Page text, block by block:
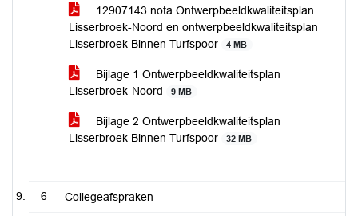
12907143 nota Ontwerpbeeldkwaliteitsplan
Lisserbroek-Noord en ontwerpbeeldkwaliteitsplan
Lisserbroek Binnen Turfspoor
4 MB
Bijlage 1 Ontwerpbeeldkwaliteitsplan
Lisserbroek-Noord
9 MB
Bijlage 2 Ontwerpbeeldkwaliteitsplan
Lisserbroek Binnen Turfspoor
32 MB
6 Collegeafspraken